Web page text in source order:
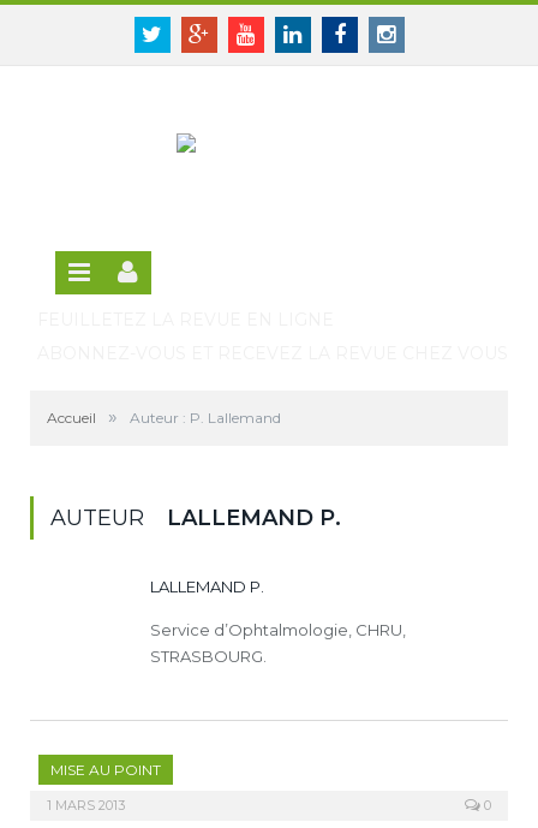
Panneau de gestion des cookies
TwitterGoogle+YoutubeLinkedinFacebookInstagram
SE CONNECTER
Accueil » Auteur : P. Lallemand
AUTEUR LALLEMAND P.
LALLEMAND P.
Service d’Ophtalmologie, CHRU,
STRASBOURG.
MISE AU POINT
1 MARS 2013 0